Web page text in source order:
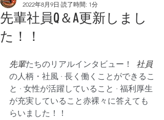
先輩社員Q＆A更新しまし
た！！
2022年8月9日 読了時間: 1分
先輩たちのリアルインタビュー！ 社員
の人柄・社風 · 長く働くことができるこ
と · 女性が活躍していること · 福利厚生
が充実していること赤裸々に答えても
らいました！！